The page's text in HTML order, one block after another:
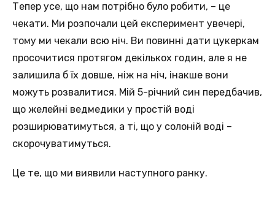
Тепер усе, що нам потрібно було робити, – це
чекати. Ми розпочали цей експеримент увечері,
тому ми чекали всю ніч. Ви повинні дати цукеркам
просочитися протягом декількох годин, але я не
залишила б їх довше, ніж на ніч, інакше вони
можуть розвалитися. Мій 5-річний син передбачив,
що желейні ведмедики у простій воді
розширюватимуться, а ті, що у солоній воді –
скорочуватимуться.
Це те, що ми виявили наступного ранку.